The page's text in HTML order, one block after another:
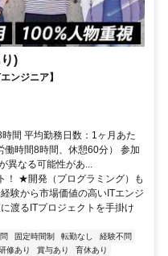
)
ンジニア】
間 平均勤務日数：1ヶ月あた
時間8時間、休憩60分） 参加
異なる可能性があ...
！ ★開発（プログラミング）も
験から市場価値の高いITエンジ
渡るITプロジェクトを手掛け
固定時間制 転勤なし
経験不問
修あり 賞与あり
育休あり